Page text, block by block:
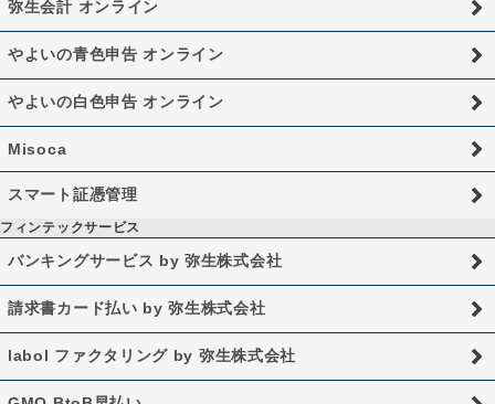
弥生会計 オンライン
やよいの青色申告 オンライン
やよいの白色申告 オンライン
Misoca
スマート証憑管理
フィンテックサービス
バンキングサービス by 弥生株式会社
請求書カード払い by 弥生株式会社
labol ファクタリング by 弥生株式会社